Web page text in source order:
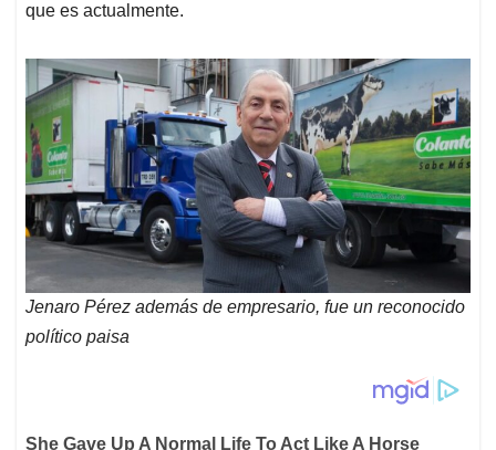
que es actualmente.
Jenaro Pérez además de empresario, fue un reconocido
político paisa